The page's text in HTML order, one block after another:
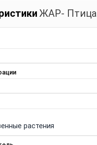
ЖАР- Птица
растения